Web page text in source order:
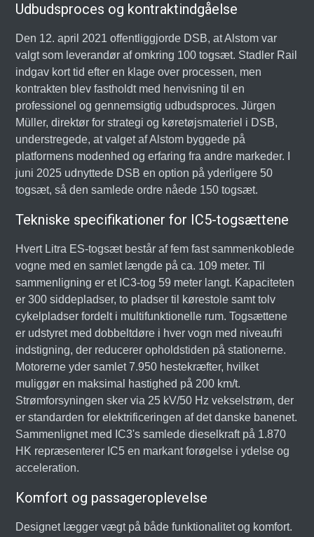
Udbudsproces og kontraktindgåelse
Den 12. april 2021 offentliggjorde DSB, at Alstom var
valgt som leverandør af omkring 100 togsæt. Stadler Rail
indgav kort tid efter en klage over processen, men
kontrakten blev fastholdt med henvisning til en
professionel og gennemsigtig udbudsproces. Jürgen
Müller, direktør for strategi og køretøjsmateriel i DSB,
understregede, at valget af Alstom byggede på
platformens modenhed og erfaring fra andre markeder. I
juni 2025 udnyttede DSB en option på yderligere 50
togsæt, så den samlede ordre nåede 150 togsæt.
Tekniske specifikationer for IC5-togsættene
Hvert Litra ES-togsæt består af fem fast sammenkoblede
vogne med en samlet længde på ca. 109 meter. Til
sammenligning er et IC3-tog 59 meter langt. Kapaciteten
er 300 siddepladser, to pladser til kørestole samt tolv
cykelpladser fordelt i multifunktionelle rum. Togsættene
er udstyret med dobbeltdøre i hver vogn med niveaufri
indstigning, der reducerer opholdstiden på stationerne.
Motorerne yder samlet 7.950 hestekræfter, hvilket
muliggør en maksimal hastighed på 200 km/t.
Strømforsyningen sker via 25 kV/50 Hz vekselstrøm, der
er standarden for elektrificeringen af det danske banenet.
Sammenlignet med IC3's samlede dieselkraft på 1.870
HK repræsenterer IC5 en markant forøgelse i ydelse og
acceleration.
Komfort og passageroplevelse
Designet lægger vægt på både funktionalitet og komfort.